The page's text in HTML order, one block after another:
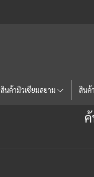
สินค้ามิวเซียมสยาม สินค้